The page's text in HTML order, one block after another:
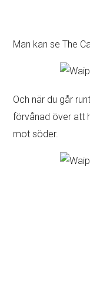
Man kan se The
Och när du går
förvånad över att
mot söder.